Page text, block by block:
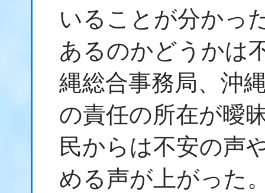
いることが分かっ
あるのかどうかは
縄総合事務局、沖
の責任の所在が曖
民からは不安の声
める声が上がった